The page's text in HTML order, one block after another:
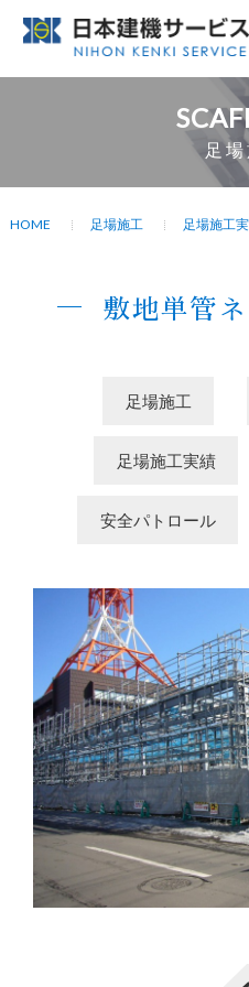
足
HOME 足場施工 足場施工
敷地単管
足場施工
足場施工実績
安全パトロール